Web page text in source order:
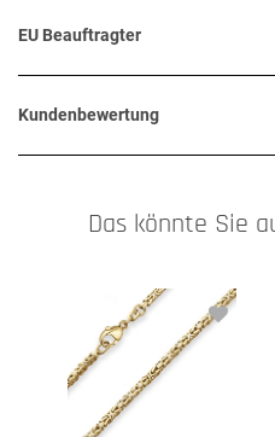
EU Beauftragter
Kundenbewertung
Das könnte Sie